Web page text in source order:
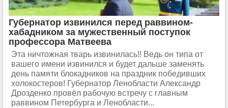
Губернатор извинился перед раввином-
хабадником за мужественный поступок
профессора Матвеева
Эта ничтожная тварь извинилась!! Ведь он типа от
вашего имени извинился и будет дальше заменять
день памяти блокадников на праздник победивших
холокостеров! Губернатор Ленобласти Александр
Дрозденко провёл рабочую встречу с главным
раввином Петербурга и Ленобласти...